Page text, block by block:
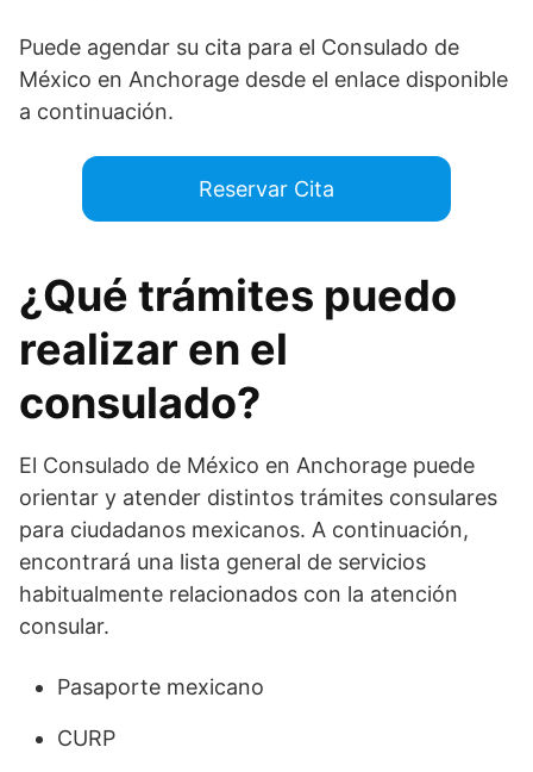
Puede agendar su cita para el Consulado de
México en Anchorage desde el enlace disponible
a continuación.
Reservar Cita
¿Qué trámites puedo
realizar en el
consulado?
El Consulado de México en Anchorage puede
orientar y atender distintos trámites consulares
para ciudadanos mexicanos. A continuación,
encontrará una lista general de servicios
habitualmente relacionados con la atención
consular.
Pasaporte mexicano
CURP